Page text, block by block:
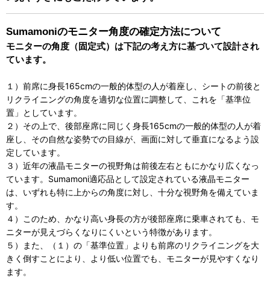
Sumamoniのモニター角度の確定方法について
モニターの角度（固定式）は下記の考え方に基づいて設計され
ています。
１）前席に身長165cmの一般的体型の人が着座し、シートの前後と
リクライニングの角度を適切な位置に調整して、これを「基準位
置」としています。
２）その上で、後部座席に同じく身長165cmの一般的体型の人が着
座し、その自然な姿勢での目線が、画面に対して垂直になるよう設
定しています。
３）近年の液晶モニターの視野角は前後左右ともにかなり広くなっ
ています。Sumamoni適応品として設定されている液晶モニター
は、いずれも特に上からの角度に対し、十分な視野角を備えていま
す。
４）このため、かなり高い身長の方が後部座席に乗車されても、モ
ニターが見えづらくなりにくいという特徴があります。
５）また、（１）の「基準位置」よりも前席のリクライニングを大
きく倒すことにより、より低い位置でも、モニターが見やすくなり
ます。